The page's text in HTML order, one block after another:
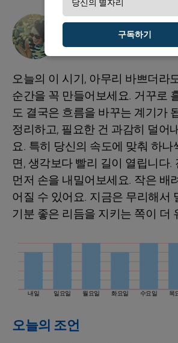
여가
★★★★★
내일 일요일 월요일 화요일 수요일 목
오늘의 이 시기, 아무리 바쁘더라
순간을 꼭 만들어보세요. 거꾸로
도 결국은 흐름을 바꾸는 계기가
정리하고, 필요한 건 과감히 덜어
요. 특히 당신의 속도에 맞춰 하나
면, 생각보다 빨리 길이 열립니다
먼저 손을 내밀어보세요. 작은 배
어질 수 있어요. 지금은 무리해서
기분 좋은 리듬을 지키는 쪽이 더
오늘의 조언
구독하기